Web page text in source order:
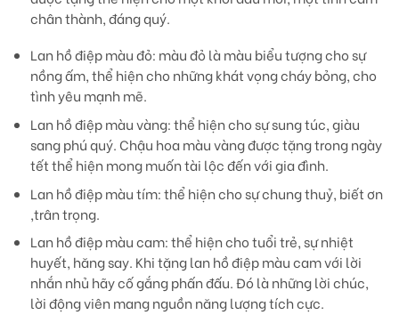
chân thành, đáng quý.
Lan hồ điệp màu đỏ: màu đỏ là màu biểu tượng cho sự
nồng ấm, thể hiện cho những khát vọng cháy bỏng, cho
tình yêu mạnh mẽ.
Lan hồ điệp màu vàng: thể hiện cho sự sung túc, giàu
sang phú quý. Chậu hoa màu vàng được tặng trong ngày
tết thể hiện mong muốn tài lộc đến với gia đình.
Lan hồ điệp màu tím: thể hiện cho sự chung thuỷ, biết ơn
,trân trọng.
Lan hồ điệp màu cam: thể hiện cho tuổi trẻ, sự nhiệt
huyết, hăng say. Khi tặng lan hồ điệp màu cam với lời
nhắn nhủ hãy cố gắng phấn đấu. Đó là những lời chúc,
lời động viên mang nguồn năng lượng tích cực.